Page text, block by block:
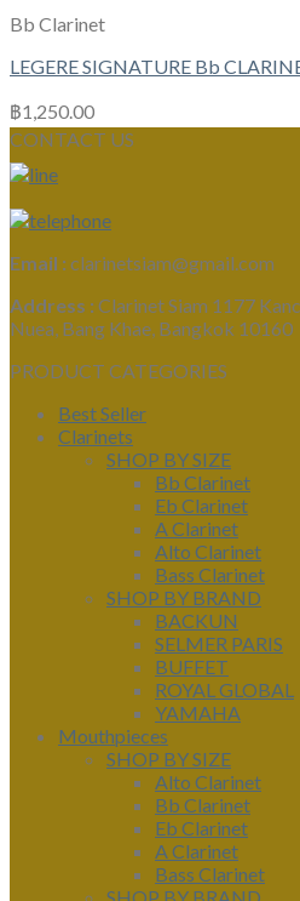
Bb Clarinet
LEGERE SIGNATURE Bb
฿1,250.00
CONTACT US
Email : clarinetsiam@gmail.com
Address : Clarinet Siam 1177
Nuea, Bang Khae, Bangkok 10160
PRODUCT CATEGORIES
Best Seller
Clarinets
SHOP BY SIZE
Bb Clarinet
Eb Clarinet
A Clarinet
Alto Clarinet
Bass Clarinet
SHOP BY BRAND
BACKUN
SELMER PARIS
BUFFET
ROYAL GLOBAL
YAMAHA
Mouthpieces
SHOP BY SIZE
Alto Clarinet
Bb Clarinet
Eb Clarinet
A Clarinet
Bass Clarinet